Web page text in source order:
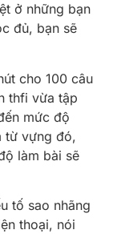
ở những bạn
đủ, bạn sẽ
cho 100 câu
thfi vừa tập
mức độ
từ vựng đó,
làm bài sẽ
tố sao nhãng
thoại, nói